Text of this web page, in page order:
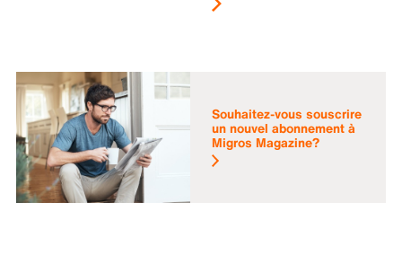
Souhaitez-vous souscrire
un nouvel abonnement à
Migros Magazine?